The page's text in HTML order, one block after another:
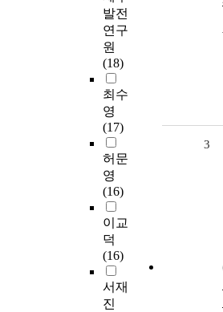
발전
연구
원
(18)
최수
영
(17)
허문
영
(16)
이교
덕
(16)
서재
진
3